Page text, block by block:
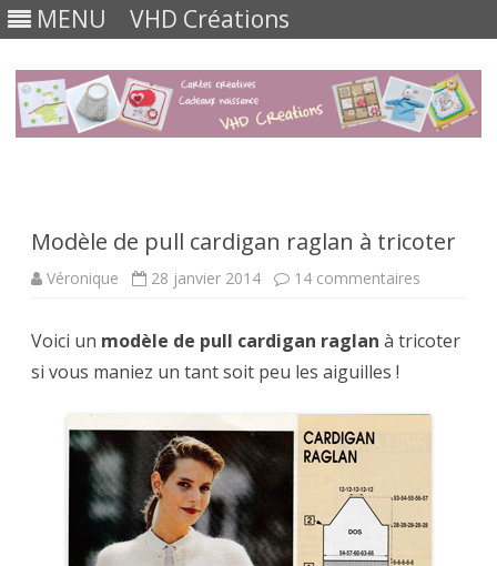
MENU VHD Créations
Modèle de pull cardigan raglan à tricoter
Véronique 28 janvier 2014 14 commentaires
cardigan
Voici un modèle de pull cardigan raglan à tricoter
si vous maniez un tant soit peu les aiguilles !